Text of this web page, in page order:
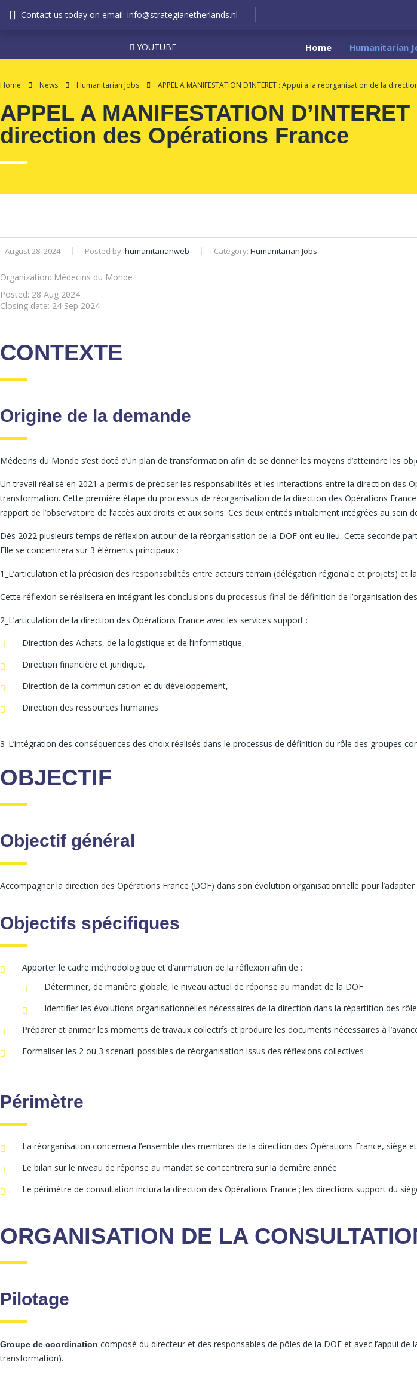
Contact us today on email: info@strategianetherlands.nl
YOUTUBE Home Humanitarian
Home News Humanitarian Jobs APPEL A MANIFESTATION D’INTERET : Appui à la réorganisation de la
APPEL A MANIFESTATION
direction des Opérations France
August 28, 2024 Posted by: humanitarianweb Category: Humanitarian Jobs
Organization: Médecins du Monde
Posted: 28 Aug 2024
Closing date: 24 Sep 2024
CONTEXTE
Origine de la demande
Médecins du Monde s’est doté d’un plan de transformation afin de se donner les moyens d’atteindre les
Un travail réalisé en 2021 a permis de préciser les responsabilités et les interactions entre la direction
transformation. Cette première étape du processus de réorganisation de la direction des Opérations
rapport de l’observatoire de l’accès aux droits et aux soins. Ces deux entités initialement intégrées au
Dès 2022 plusieurs temps de réflexion autour de la réorganisation de la DOF ont eu lieu. Cette seconde
Elle se concentrera sur 3 éléments principaux :
1_L’articulation et la précision des responsabilités entre acteurs terrain (délégation régionale et projets) et
Cette réflexion se réalisera en intégrant les conclusions du processus final de définition de l’organisation
2_L’articulation de la direction des Opérations France avec les services support :
Direction des Achats, de la logistique et de l’informatique,
Direction financière et juridique,
Direction de la communication et du développement,
Direction des ressources humaines
3_L’intégration des conséquences des choix réalisés dans le processus de définition du rôle des groupes
OBJECTIF
Objectif général
Accompagner la direction des Opérations France (DOF) dans son évolution organisationnelle pour
Objectifs spécifiques
Apporter le cadre méthodologique et d’animation de la réflexion afin de :
Déterminer, de manière globale, le niveau actuel de réponse au mandat de la DOF
Identifier les évolutions organisationnelles nécessaires de la direction dans la répartition des
Préparer et animer les moments de travaux collectifs et produire les documents nécessaires à
Formaliser les 2 ou 3 scenarii possibles de réorganisation issus des réflexions collectives
Périmètre
La réorganisation concernera l’ensemble des membres de la direction des Opérations France, siège
Le bilan sur le niveau de réponse au mandat se concentrera sur la dernière année
Le périmètre de consultation inclura la direction des Opérations France ; les directions support du
ORGANISATION DE LA
Pilotage
Groupe de coordination composé du directeur et des responsables de pôles de la DOF et avec l’appui
transformation).